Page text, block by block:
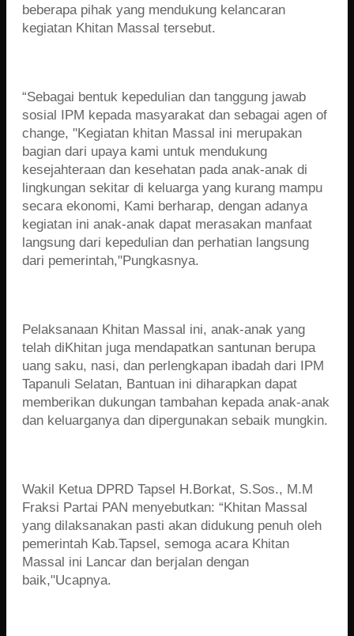
beberapa pihak yang mendukung kelancaran
kegiatan Khitan Massal tersebut.
“Sebagai bentuk kepedulian dan tanggung jawab
sosial IPM kepada masyarakat dan sebagai agen of
change, "Kegiatan khitan Massal ini merupakan
bagian dari upaya kami untuk mendukung
kesejahteraan dan kesehatan pada anak-anak di
lingkungan sekitar di keluarga yang kurang mampu
secara ekonomi, Kami berharap, dengan adanya
kegiatan ini anak-anak dapat merasakan manfaat
langsung dari kepedulian dan perhatian langsung
dari pemerintah,"Pungkasnya.
Pelaksanaan Khitan Massal ini, anak-anak yang
telah diKhitan juga mendapatkan santunan berupa
uang saku, nasi, dan perlengkapan ibadah dari IPM
Tapanuli Selatan, Bantuan ini diharapkan dapat
memberikan dukungan tambahan kepada anak-anak
dan keluarganya dan dipergunakan sebaik mungkin.
Wakil Ketua DPRD Tapsel H.Borkat, S.Sos., M.M
Fraksi Partai PAN menyebutkan: “Khitan Massal
yang dilaksanakan pasti akan didukung penuh oleh
pemerintah Kab.Tapsel, semoga acara Khitan
Massal ini Lancar dan berjalan dengan
baik,"Ucapnya.